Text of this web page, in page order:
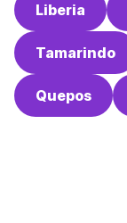
Liberia
Tamarindo
Quepos